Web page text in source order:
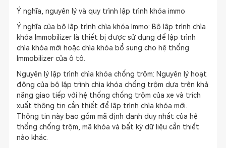
Ý nghĩa, nguyên lý và quy trình lập trình khóa immo
Ý nghĩa của bộ lập trình chìa khóa Immo: Bộ lập trình chìa
khóa Immobilizer là thiết bị được sử dụng để lập trình
chìa khóa mới hoặc chìa khóa bổ sung cho hệ thống
Immobilizer của ô tô.
Nguyên lý lập trình chìa khóa chống trộm: Nguyên lý hoạt
động của bộ lập trình chìa khóa chống trộm dựa trên khả
năng giao tiếp với hệ thống chống trộm của xe và trích
xuất thông tin cần thiết để lập trình chìa khóa mới.
Thông tin này bao gồm mã định danh duy nhất của hệ
thống chống trộm, mã khóa và bất kỳ dữ liệu cần thiết
nào khác.